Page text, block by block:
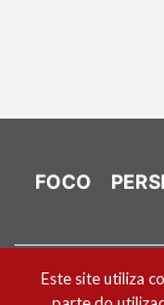
FOCO
Ficha Técnica
Este site utiliza